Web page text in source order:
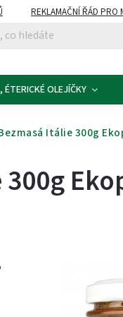
REKLAMAČNÍ ŘÁD PRO
ÉTERICKÉ OLEJÍČKY
Itálie 300g